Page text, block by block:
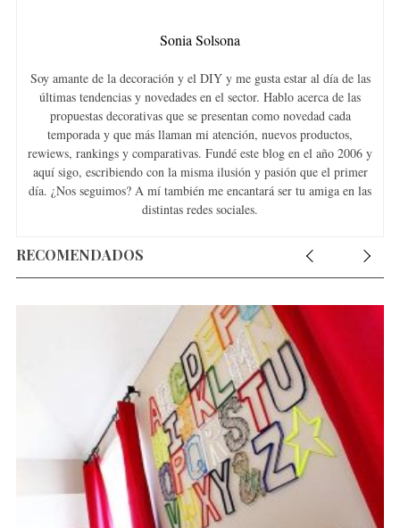
Sonia Solsona
Soy amante de la decoración y el DIY y me gusta estar al día de las
últimas tendencias y novedades en el sector. Hablo acerca de las
propuestas decorativas que se presentan como novedad cada
temporada y que más llaman mi atención, nuevos productos,
rewiews, rankings y comparativas. Fundé este blog en el año 2006 y
aquí sigo, escribiendo con la misma ilusión y pasión que el primer
día. ¿Nos seguimos? A mí también me encantará ser tu amiga en las
distintas redes sociales.
RECOMENDADOS